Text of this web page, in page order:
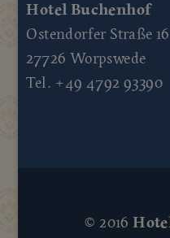
Hotel Buchenhof
Ostendorfer Straße 16
27726 Worpswede
Tel. +49 4792 93390
© 2016